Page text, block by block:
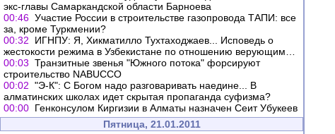
экс-главы Самаркандской области Барноева
00:46 Участие России в строительстве газопровода ТАПИ: все
за, кроме Туркмении?
00:32
ИГНПУ: Я, Хикматилло Тухтаходжаев... Исповедь о
жестокости режима в Узбекистане по отношению верующим…
00:03 Транзитные звенья "Южного потока" форсируют
строительство NABUCCO
00:02 "Э-К": С Богом надо разговаривать наедине... В
алматинских школах идет скрытая пропаганда суфизма?
00:00 Генконсулом Киргизии в Алматы назначен Сеит Убукеев
Пятница, 21.01.2011